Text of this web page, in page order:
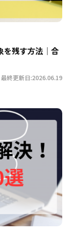
を残す方法｜合
最終更新日:2026.06.19